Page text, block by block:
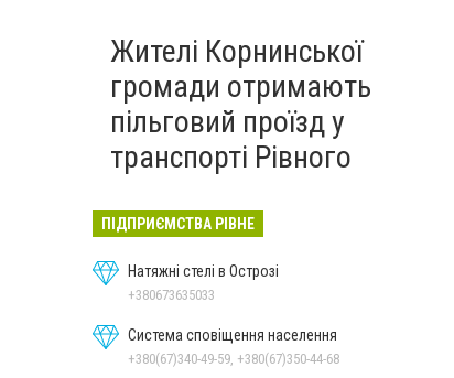
Жителі Корнинської
громади отримають
пільговий проїзд у
транспорті Рівного
ПІДПРИЄМСТВА РІВНЕ
Натяжні стелі в Острозі
+380673635033
Система сповіщення населення
+380(67)340-49-59, +380(67)350-44-68